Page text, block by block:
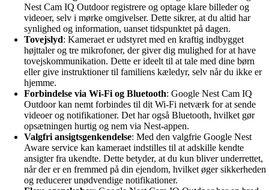
Nest Cam IQ Outdoor registrere og optage klare billeder og
videoer, selv i mørke omgivelser. Dette sikrer, at du altid har
synlighed og information, uanset tidspunktet på dagen.
Tovejslyd: Kameraet er udstyret med en kraftig indbygget
højttaler og tre mikrofoner, der giver dig mulighed for at have
tovejskommunikation. Dette er ideelt til at tale med dine børn
eller give instruktioner til familiens kæledyr, selv når du ikke er
hjemme.
Forbindelse via Wi-Fi og Bluetooth: Google Nest Cam IQ
Outdoor kan nemt forbindes til dit Wi-Fi netværk for at sende
videoer og notifikationer. Det har også Bluetooth, hvilket gør
opsætningen hurtig og nem via Nest-appen.
Valgfri ansigtsgenkendelse: Med den valgfrie Google Nest
Aware service kan kameraet indstilles til at adskille kendte
ansigter fra ukendte. Dette betyder, at du kun bliver underrettet,
når der er en fremmed på din ejendom, hvilket øger sikkerheden
og reducerer unødvendige notifikationer.